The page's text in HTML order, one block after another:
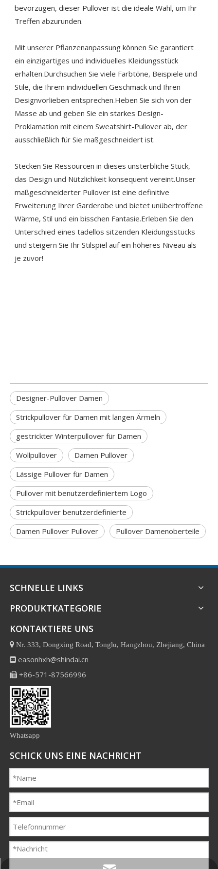
bevorzugen, dieser Pullover ist die ideale Wahl, um Ihr
Treffen abzurunden.
Mit unserer Pflanzenanpassung können Sie garantiert
ein einzigartiges und individuelles Kleidungsstück
erhalten.Durchsuchen Sie viele Farbtöne, Beispiele und
Stile, die Ihrem individuellen Geschmack und Ihren
Designvorlieben entsprechen.Heben Sie sich von der
Masse ab und geben Sie ein starkes Design-
Proklamation mit einem Sweatshirt-Pullover ab, der
ausschließlich für Sie maßgeschneidert ist.
Stecken Sie Ressourcen in dieses unsterbliche Stück,
das Design und Nützlichkeit konsequent vereint.Unser
maßgeschneiderter Pullover ist eine definitive
Erweiterung Ihrer Garderobe und bietet unübertroffene
Wärme, Stil und ein bisschen Fantasie.Erleben Sie den
Unterschied eines tadellos sitzenden Kleidungsstücks
und steigern Sie Ihr Stilspiel auf ein höheres Niveau als
je zuvor!
Designer-Pullover Damen
Strickpullover für Damen mit langen Ärmeln
gestrickter Winterpullover für Damen
Wollpullover
Damen Pullover
Lässige Pullover für Damen
Pullover mit benutzerdefiniertem Logo
Strickpullover benutzerdefinierte
Damen Pullover Pullover
Pullover Damenoberteile
SCHNELLE LINKS
PRODUKTKATEGORIE
KONTAKTIERE UNS
 Nr. 333, Dongxing Road, Tonglu, Hangzhou, Zhejiang, China
 easonhxh@shindai.cn
 +86-571-87566996
Whatsapp
SCHICK UNS EINE NACHRICHT